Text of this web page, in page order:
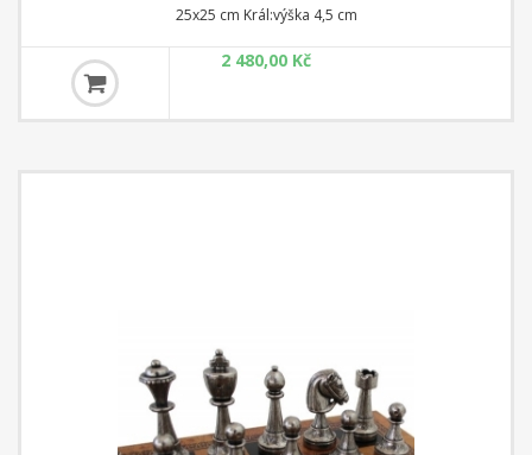
25x25 cm Král:výška 4,5 cm
2 480,00 Kč